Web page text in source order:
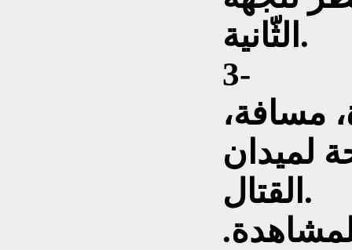
الثّانية.
3-
مسافة،
لميدان
القتال.